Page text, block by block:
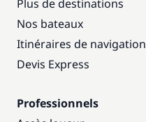
Plus de destinations
Nos bateaux
Itinéraires de navigation
Devis Express
Professionnels